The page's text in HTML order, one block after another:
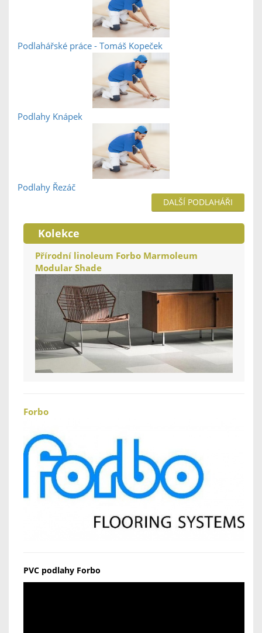
Podlahářské práce - Tomáš Kopeček
Podlahy Knápek
Podlahy Řezáč
DALŠÍ PODLAHÁŘI
Kolekce
Přírodní linoleum Forbo Marmoleum
Modular Shade
Forbo
PVC podlahy Forbo